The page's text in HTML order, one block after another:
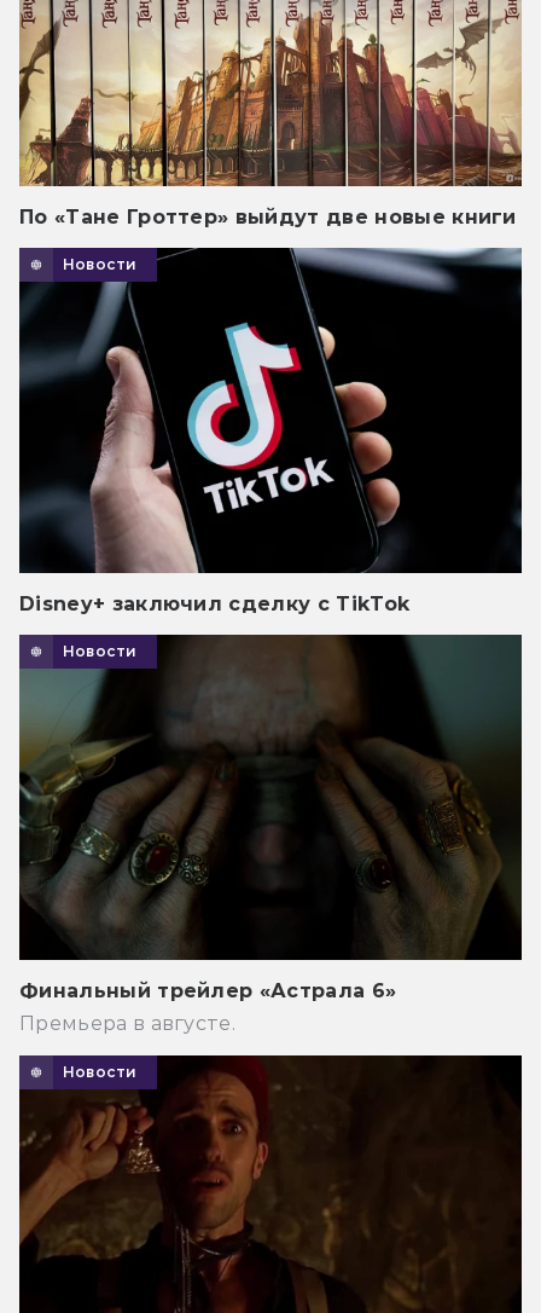
По «Тане Гроттер» выйдут две новые книги
Новости
Disney+ заключил сделку с TikTok
Новости
Финальный трейлер «Астрала 6»
Премьера в августе.
Новости